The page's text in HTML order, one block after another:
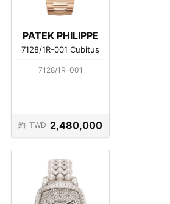
PATEK PHILIPPE
7128/1R-001 Cubitus
7128/1R-001
約 TWD 2,480,000